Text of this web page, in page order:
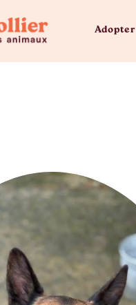
Adopter